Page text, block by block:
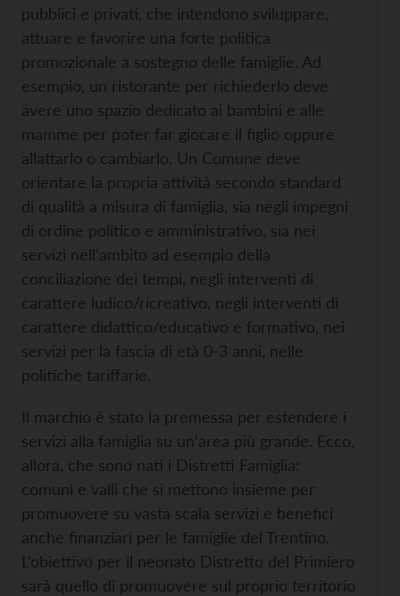
pubblici e privati, che intendono sviluppare,
attuare e favorire una forte politica
promozionale a sostegno delle famiglie. Ad
esempio, un ristorante per richiederlo deve
avere uno spazio dedicato ai bambini e alle
mamme per poter far giocare il figlio oppure
allattarlo o cambiarlo. Un Comune deve
orientare la propria attività secondo standard
di qualità a misura di famiglia, sia negli impegni
di ordine politico e amministrativo, sia nei
servizi nell’ambito ad esempio della
conciliazione dei tempi, negli interventi di
carattere ludico/ricreativo, negli interventi di
carattere didattico/educativo e formativo, nei
servizi per la fascia di età 0-3 anni, nelle
politiche tariffarie.
Il marchio è stato la premessa per estendere i
servizi alla famiglia su un’area più grande. Ecco,
allora, che sono nati i Distretti Famiglia:
comuni e valli che si mettono insieme per
promuovere su vasta scala servizi e benefici
anche finanziari per le famiglie del Trentino.
L’obiettivo per il neonato Distretto del Primiero
sarà quello di promuovere sul proprio territorio